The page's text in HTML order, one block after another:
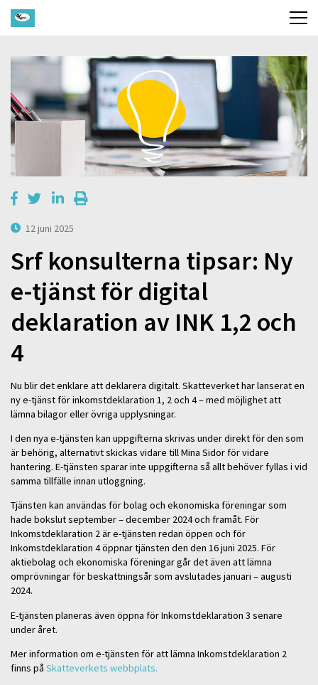
12 juni 2025
Srf konsulterna tipsar: Ny
e-tjänst för digital
deklaration av INK 1,2 och
4
Nu blir det enklare att deklarera digitalt. Skatteverket har lanserat en
ny e-tjänst för inkomstdeklaration 1, 2 och 4 – med möjlighet att
lämna bilagor eller övriga upplysningar.
I den nya e-tjänsten kan uppgifterna skrivas under direkt för den som
är behörig, alternativt skickas vidare till Mina Sidor för vidare
hantering. E-tjänsten sparar inte uppgifterna så allt behöver fyllas i vid
samma tillfälle innan utloggning.
Tjänsten kan användas för bolag och ekonomiska föreningar som
hade bokslut september – december 2024 och framåt. För
Inkomstdeklaration 2 är e-tjänsten redan öppen och för
Inkomstdeklaration 4 öppnar tjänsten den den 16 juni 2025. För
aktiebolag och ekonomiska föreningar går det även att lämna
omprövningar för beskattningsår som avslutades januari – augusti
2024.
E-tjänsten planeras även öppna för Inkomstdeklaration 3 senare
under året.
Mer information om e-tjänsten för att lämna Inkomstdeklaration 2
finns på Skatteverkets webbplats.